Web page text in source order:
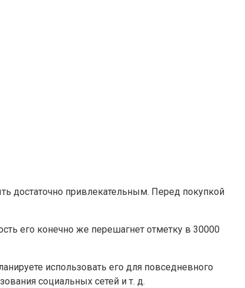
достаточно привлекательным. Перед покупкой
его конечно же перешагнет отметку в 30000
использовать его для повседневного
социальных сетей и т. д.